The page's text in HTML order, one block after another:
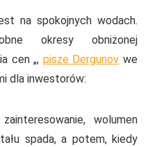
na spokojnych wodach.
okresy obniżonej
cen „, pisze Dergunov we
dla inwestorów:
wolumen
spada, a potem, kiedy